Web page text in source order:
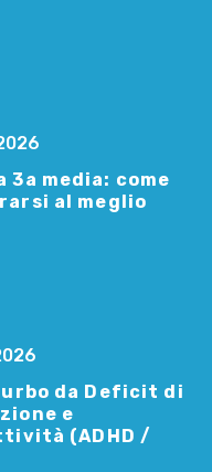
3a media: come
al meglio
da Deficit di
e
(ADHD /